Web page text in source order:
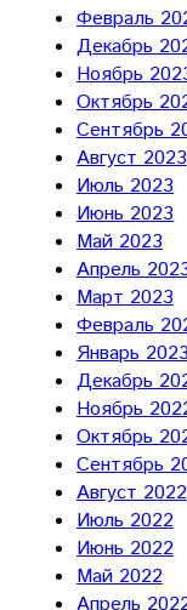
Февраль
Декабрь
Ноябрь
Октябрь
Сентябрь
Август 2023
Июль 2023
Июнь 2023
Май 2023
Апрель
Март 2023
Февраль
Январь
Декабрь
Ноябрь
Октябрь
Сентябрь
Август 2022
Июль 2022
Июнь 2022
Май 2022